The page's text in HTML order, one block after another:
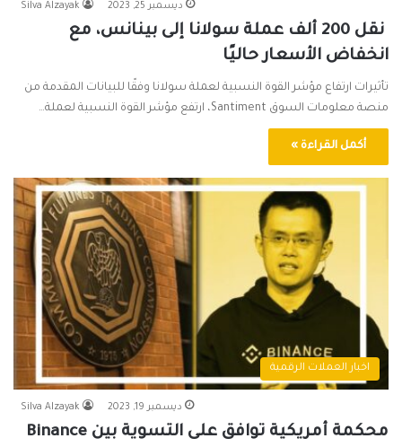
Silva Alzayak ديسمبر 25, 2023
نقل 200 ألف عملة سولانا إلى بينانس، مع
انخفاض الأسعار حاليًا
تأثيرات ارتفاع مؤشر القوة النسبية لعملة سولانا وفقًا للبيانات المقدمة من
منصة معلومات السوق Santiment، ارتفع مؤشر القوة النسبية لعملة…
أكمل القراءة »
اخبار العملات الرقمية
Silva Alzayak ديسمبر 19, 2023
محكمة أمريكية توافق على التسوية بين Binance